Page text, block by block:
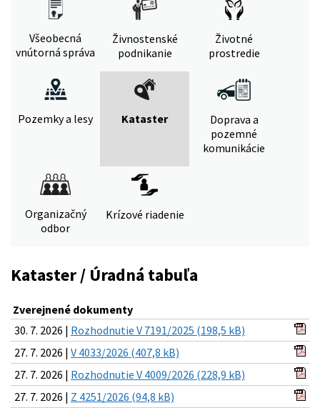
Všeobecná
vnútorná správa
Živnostenské
podnikanie
Životné
prostredie
Pozemky a lesy Kataster
Doprava a
pozemné
komunikácie
Organizačný
odbor
Krízové riadenie
Kataster / Úradná tabuľa
Zverejnené dokumenty
30. 7. 2026 | Rozhodnutie V 7191/2025 (198,5 kB)
27. 7. 2026 | V 4033/2026 (407,8 kB)
27. 7. 2026 | Rozhodnutie V 4009/2026 (228,9 kB)
27. 7. 2026 | Z 4251/2026 (94,8 kB)